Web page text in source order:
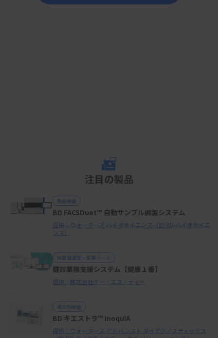
注目の製品
免疫検査
BD FACSDuet™ 自動サンプル調製システム
提供：ウォーターズ バイオサイエンス（旧 BD バイオサイエ
ンス）
検査室運営・支援ツール
健診業務支援システム【健康１番】
提供：株式会社ケー・エス・ディー
微生物検査
BD キエストラ™ InoqulA
提供：ウォーターズ アドバンスト ダイアグノスティックス